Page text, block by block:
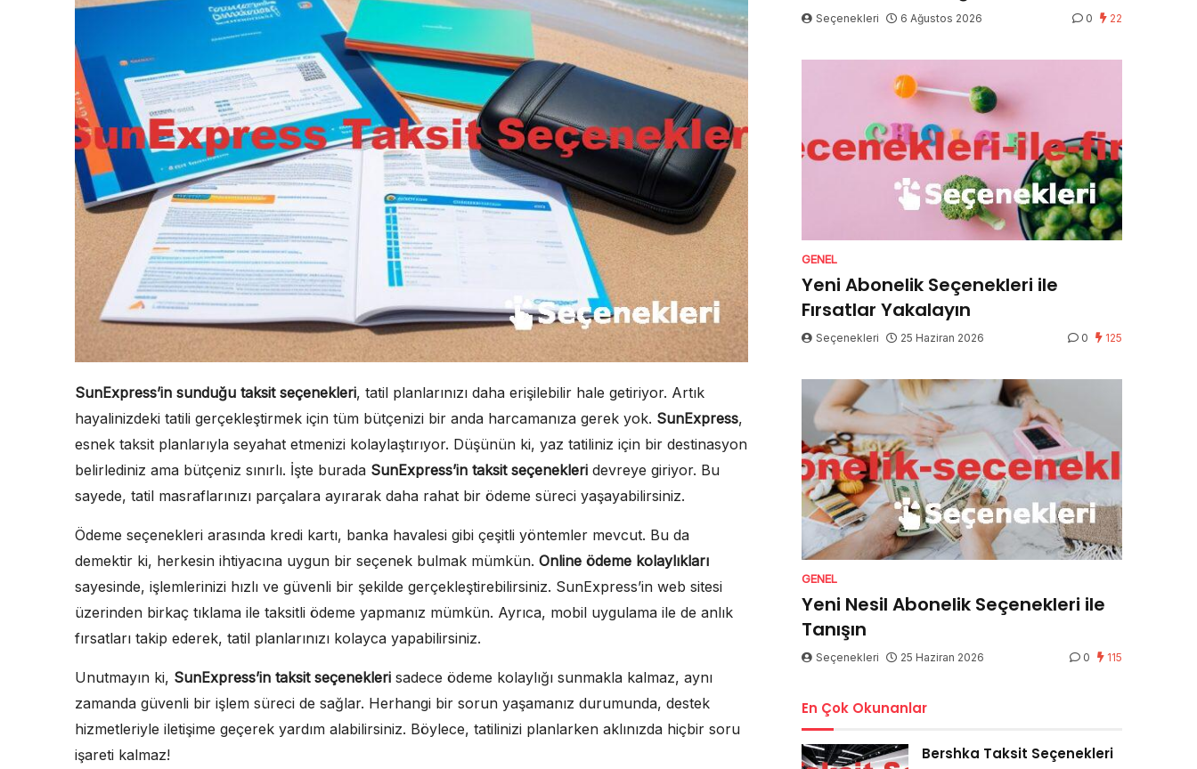
SunExpress’in sunduğu taksit seçenekleri, tatil planlarınızı daha erişilebilir hale getiriyor. Artık
hayalinizdeki tatili gerçekleştirmek için tüm bütçenizi bir anda harcamanıza gerek yok. SunExpress,
esnek taksit planlarıyla seyahat etmenizi kolaylaştırıyor. Düşünün ki, yaz tatiliniz için bir destinasyon
belirlediniz ama bütçeniz sınırlı. İşte burada SunExpress’in taksit seçenekleri devreye giriyor. Bu
sayede, tatil masraflarınızı parçalara ayırarak daha rahat bir ödeme süreci yaşayabilirsiniz.
Ödeme seçenekleri arasında kredi kartı, banka havalesi gibi çeşitli yöntemler mevcut. Bu da
demektir ki, herkesin ihtiyacına uygun bir seçenek bulmak mümkün. Online ödeme kolaylıkları
sayesinde, işlemlerinizi hızlı ve güvenli bir şekilde gerçekleştirebilirsiniz. SunExpress’in web sitesi
üzerinden birkaç tıklama ile taksitli ödeme yapmanız mümkün. Ayrıca, mobil uygulama ile de anlık
fırsatları takip ederek, tatil planlarınızı kolayca yapabilirsiniz.
Unutmayın ki, SunExpress’in taksit seçenekleri sadece ödeme kolaylığı sunmakla kalmaz, aynı
zamanda güvenli bir işlem süreci de sağlar. Herhangi bir sorun yaşamanız durumunda, destek
hizmetleriyle iletişime geçerek yardım alabilirsiniz. Böylece, tatilinizi planlarken aklınızda hiçbir soru
işareti kalmaz!
Seçenekleri 6 Ağustos 2026 0 22
GENEL
Yeni Abonelik Seçenekleri ile
Fırsatlar Yakalayın
Seçenekleri 25 Haziran 2026 0 125
GENEL
Yeni Nesil Abonelik Seçenekleri ile
Tanışın
Seçenekleri 25 Haziran 2026 0 115
En Çok Okunanlar
Bershka Taksit Seçenekleri